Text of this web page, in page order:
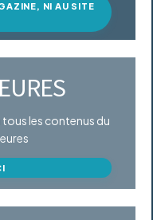
NI AU SITE
les contenus du